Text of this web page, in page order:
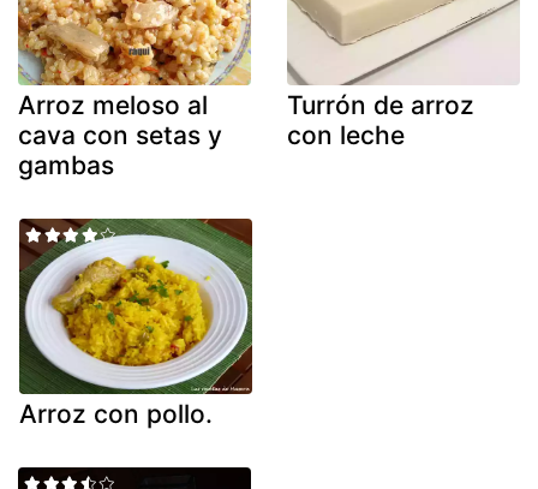
Arroz meloso al
cava con setas y
gambas
Turrón de arroz
con leche
Arroz con pollo.